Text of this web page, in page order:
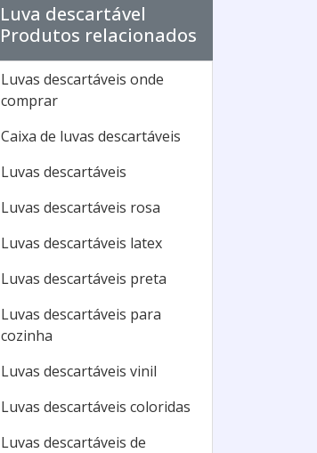
Luva descartável
Produtos relacionados
Luvas descartáveis onde
comprar
Caixa de luvas descartáveis
Luvas descartáveis
Luvas descartáveis rosa
Luvas descartáveis latex
Luvas descartáveis preta
Luvas descartáveis para
cozinha
Luvas descartáveis vinil
Luvas descartáveis coloridas
Luvas descartáveis de